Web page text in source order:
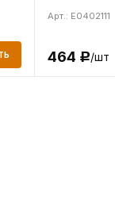
Арт.: E0402111
464 Р/шт